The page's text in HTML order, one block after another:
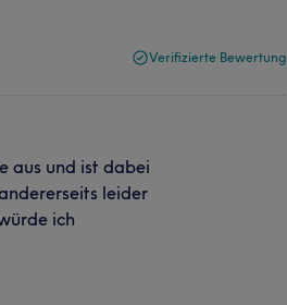
Verifizierte Bewertung
aus und ist dabei
leider
ich